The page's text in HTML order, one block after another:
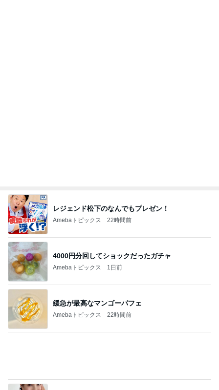
レジェンド松下のなんでもプレゼン！
Amebaトピックス 22時間前
4000円分回してショックだったガチャ
Amebaトピックス 1日前
緩急が最高なマンゴーパフェ
Amebaトピックス 22時間前